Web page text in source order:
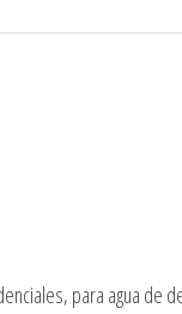
para agua de